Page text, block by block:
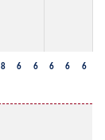
8 6 6 6 6 6